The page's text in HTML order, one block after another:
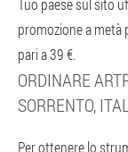
Tuo paese sul sito
promozione a
pari a 39 €.
ORDINARE
SORRENTO,
Per ottenere lo